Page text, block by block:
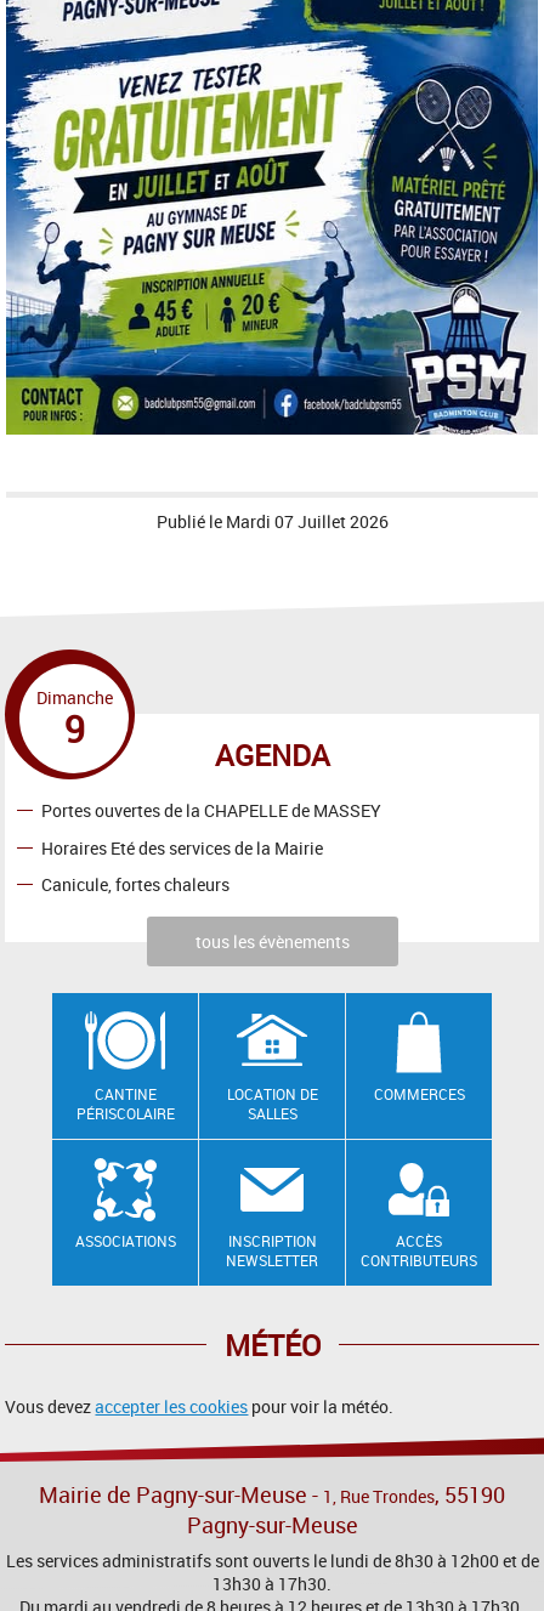
Publié le Mardi 07 Juillet 2026
AGENDA
Dimanche
9
Portes ouvertes de la CHAPELLE de MASSEY
Horaires Eté des services de la Mairie
Canicule, fortes chaleurs
tous les évènements
CANTINE
PÉRISCOLAIRE
LOCATION DE
SALLES
COMMERCES
ASSOCIATIONS
INSCRIPTION
NEWSLETTER
ACCÈS
CONTRIBUTEURS
MÉTÉO
Vous devezaccepter les cookies pour voir la météo.
Mairie de Pagny-sur-Meuse - 1, Rue Trondes, 55190
Pagny-sur-Meuse
Les services administratifs sont ouverts le lundi de 8h30 à 12h00 et de
13h30 à 17h30.
Du mardi au vendredi de 8 heures à 12 heures et de 13h30 à 17h30.